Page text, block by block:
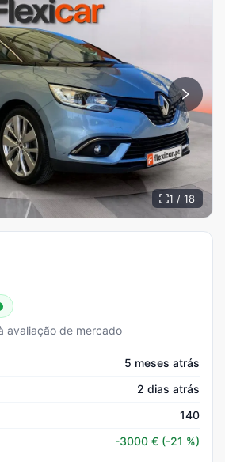
1 / 18
avaliação de mercado
5 meses atrás
2 dias atrás
140
-3000 € (-21 %)